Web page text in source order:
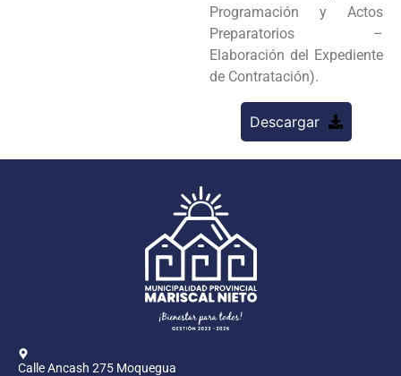
Programación y Actos
Preparatorios –
Elaboración del Expediente
de Contratación).
Descargar
Calle Ancash 275 Moquegua